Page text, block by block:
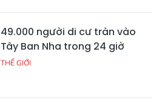
49.000 người di cư tràn vào
Tây Ban Nha trong 24 giờ
THẾ GIỚI